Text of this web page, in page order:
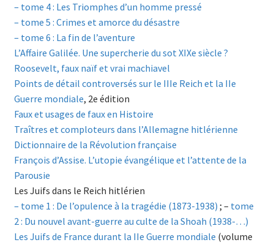
– tome 4 : Les Triomphes d’un homme pressé
– tome 5 : Crimes et amorce du désastre
– tome 6 : La fin de l’aventure
L’Affaire Galilée. Une supercherie du sot XIXe siècle ?
Roosevelt, faux naïf et vrai machiavel
Points de détail controversés sur le IIIe Reich et la IIe
Guerre mondiale, 2e édition
Faux et usages de faux en Histoire
Traîtres et comploteurs dans l’Allemagne hitlérienne
Dictionnaire de la Révolution française
François d’Assise. L’utopie évangélique et l’attente de la
Parousie
Les Juifs dans le Reich hitlérien
– tome 1 : De l’opulence à la tragédie (1873-1938) ; – tome
2 : Du nouvel avant-guerre au culte de la Shoah (1938-…)
Les Juifs de France durant la IIe Guerre mondiale (volume